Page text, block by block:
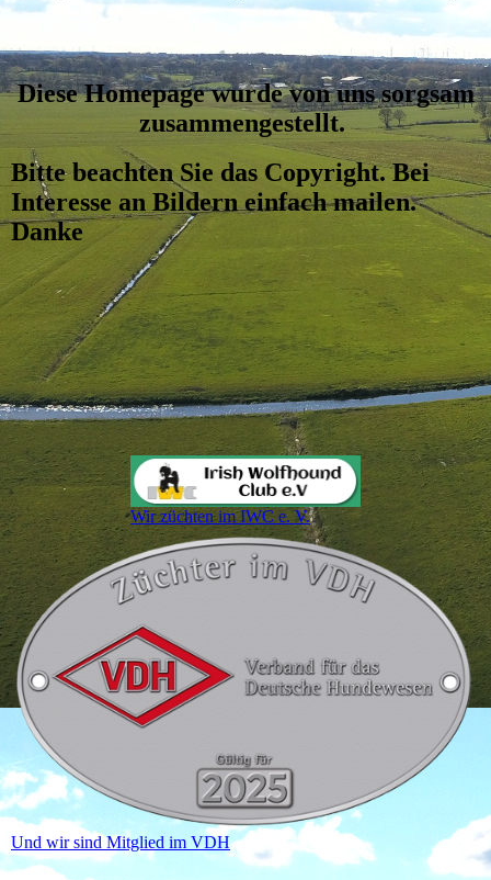
Diese Homepage wurde von uns sorgsam
zusammengestellt.
Bitte beachten Sie das Copyright. Bei
Interesse an Bildern einfach mailen.
Danke
Wir züchten im IWC e. V.
Und wir sind Mitglied im VDH